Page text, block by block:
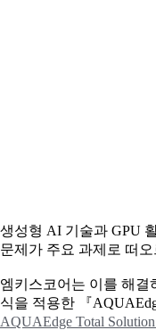
생성형 AI 기술과 GPU
문제가 주요 과제로 떠
엠키스코어는 이를 해결
식을 적용한 『
AQUAEdge Total